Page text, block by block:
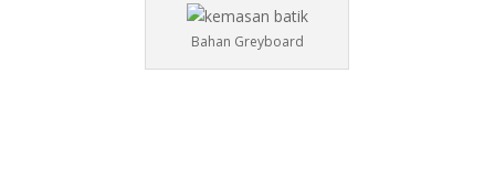
Bahan Greyboard